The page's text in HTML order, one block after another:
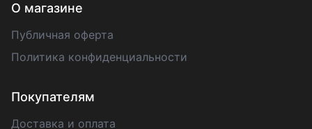
О магазине
Публичная оферта
Политика конфиденциальности
Покупателям
Доставка и оплата